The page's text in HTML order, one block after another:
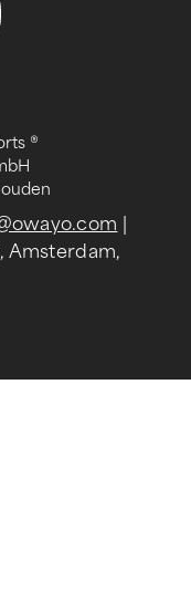
®
Amsterdam,